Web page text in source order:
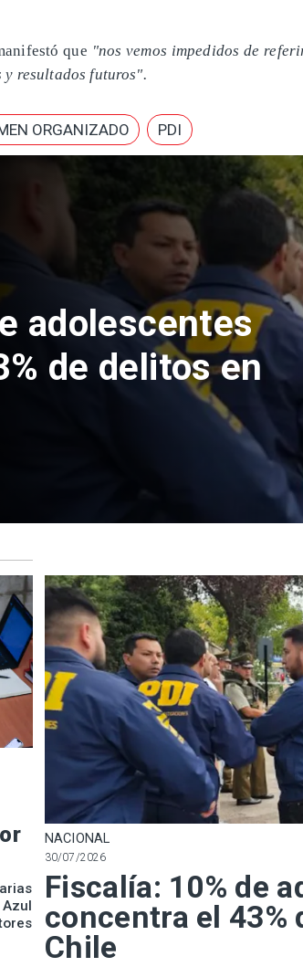
que "nos vemos impedidos de
resultados futuros".
ORGANIZADO PDI
a Michael
NACIONAL
30/07/2026
Fiscalía: 10% de
concentra el 43%
Chile